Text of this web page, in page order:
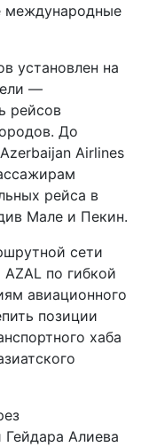
международные
установлен на
—
рейсов
До
Airlines
рейса в
Мале и Пекин.
сети
по гибкой
авиационного
позиции
хаба
Алиева